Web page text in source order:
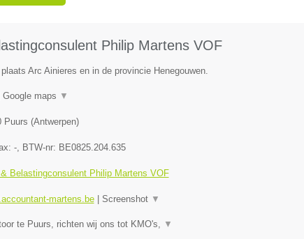
Philip Martens VOF
Arc Ainieres en in de provincie Henegouwen.
Google maps ▼
Puurs (Antwerpen)
-, BTW-nr: BE0825.204.635
Belastingconsulent Philip Martens VOF
martens.be| Screenshot ▼
te Puurs, richten wij ons tot KMO's, ▼